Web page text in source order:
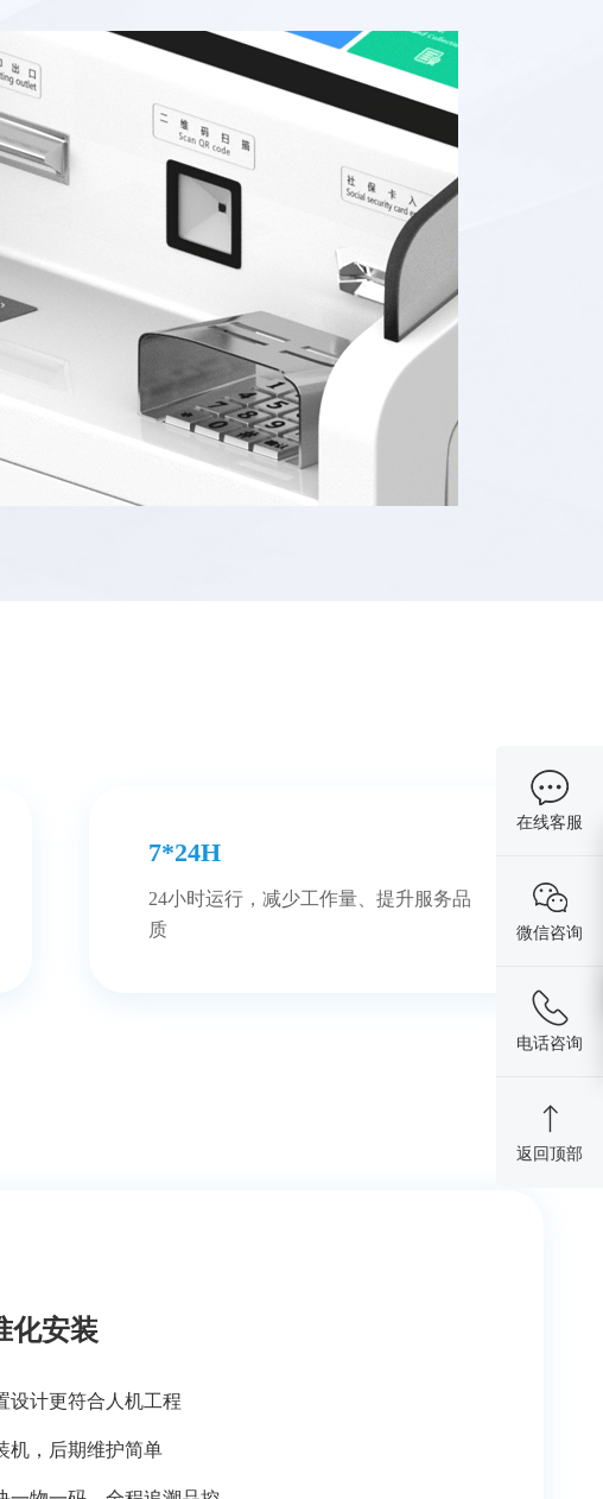
7*24H
24小时运行，减少工作量、提升服务品
质
化安装
设计更符合人机工程
机，后期维护简单
在线客服
微信咨询
电话咨询
返回顶部